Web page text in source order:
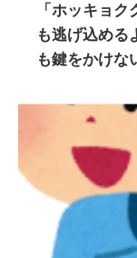
「ホッキョ
も逃げ込める
も鍵をかけな